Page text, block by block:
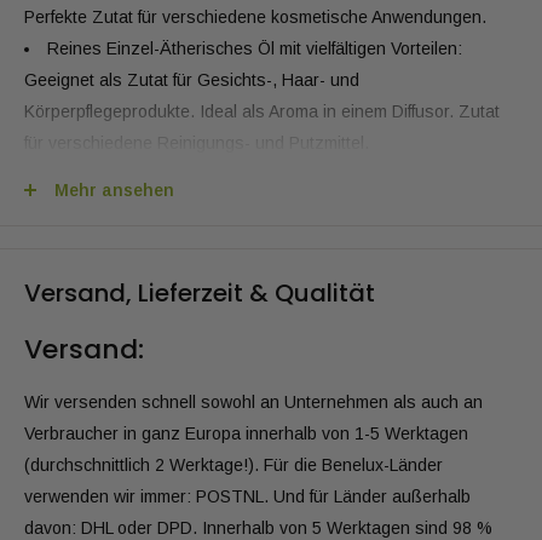
Perfekte Zutat für verschiedene kosmetische Anwendungen.
Reines Einzel-Ätherisches Öl mit vielfältigen Vorteilen:
Geeignet als Zutat für Gesichts-, Haar- und
Körperpflegeprodukte. Ideal als Aroma in einem Diffusor. Zutat
Alle zugehörigen Produktinformationen sind verfügbar: PDS
(Analysezertifikat). Diese finden Sie in Ihrem Oliemeesters-
Kundenkonto.
Produktbeschreibung
Weihrauch (Frankincense) Ätherisches Öl Bio
Entdecken Sie die bezaubernden und erdigen Düfte mit Bio-
Mehr ansehen
Versand, Lieferzeit & Qualität
Versand:
Wir versenden schnell sowohl an Unternehmen als auch an
Verbraucher in ganz Europa innerhalb von 1-5 Werktagen
(durchschnittlich 2 Werktage!). Für die Benelux-Länder
verwenden wir immer: POSTNL. Und für Länder außerhalb
davon: DHL oder DPD. Innerhalb von 5 Werktagen sind 98 %